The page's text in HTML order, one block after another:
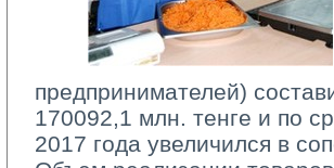
предпринимателей)
170092,1 млн. тенге и по
2017 года увеличился в